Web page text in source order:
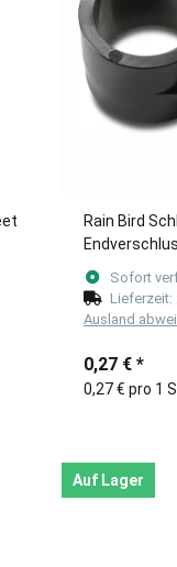
Rain Bird
16mm für
Sofort
Lieferzeit:
Ausland
0,27 € *
0,27 € pro 1
Auf Lager